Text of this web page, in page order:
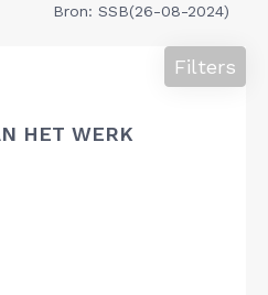
Bron: SSB(26-08-2024)
HET WERK
Filters